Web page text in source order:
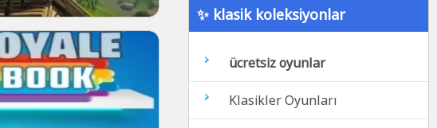
✨ klasik koleksiyonlar
ücretsiz oyunlar
Klasikler Oyunları